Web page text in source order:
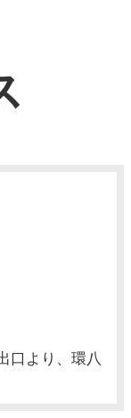
口より、環八